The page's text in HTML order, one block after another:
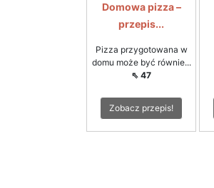
Domowa pizza –
przepis...
Pizza przygotowana w
domu może być równie...
⇖ 47
Zobacz przepis!